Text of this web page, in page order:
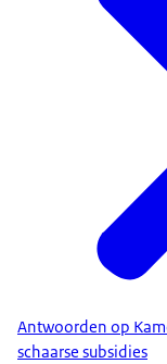
Antwoorden op
schaarse subsidies